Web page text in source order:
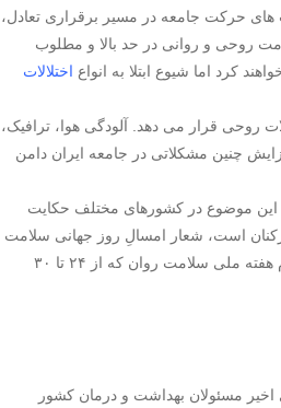
های حرکت جامعه در مسیر برقراری تعادل،
روحی و روانی در حد بالا و مطلوب
کرد اما شیوع ابتلا به انواع اختلالات
روحی قرار می دهد. آلودگی هوا، ترافیک،
چنین مشکلاتی در جامعه ایران دامن
روان از اهمیت این موضوع در کشورهای مختلف حکایت
است، شعار امسالِ روز جهانی سلامت
روان «سلامت روان در محیط های کاری» است. ایران نیز به این مهم در هفته ای به نام هفته ملی سلامت روان که از ۲۴ تا ۳۰
مسئولان بهداشت و درمان کشور